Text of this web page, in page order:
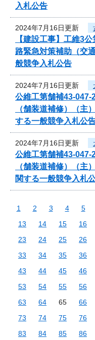
入札公告
2024年7月16日更新
【建設工事】工維3
路緊急対策補助（交
般競争入札公告
2024年7月16日更新
公維工第舗補43-
（舗装道補修）（
する一般競争入札公
2024年7月16日更新
公維工第舗補43-
（舗装道補修）（
関する一般競争入札
1 2 3 4 5
13
14 15 16
23
24 25 26
33
34 35 36
43
44 45 46
53
54 55 56
63
64 65 66
73
74 75 76
83
84 85 86